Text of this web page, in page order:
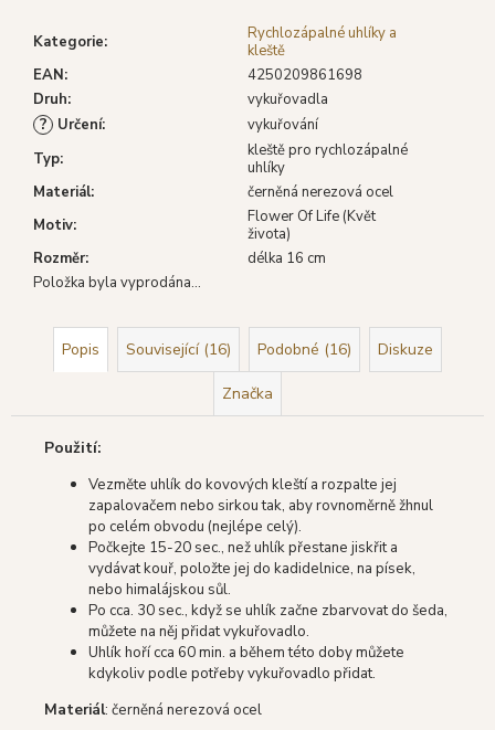
Kategorie:
Rychlozápalné uhlíky a
kleště
EAN:
4250209861698
Druh: vykuřovadla
? Určení:
vykuřování
Typ:
kleště pro rychlozápalné
uhlíky
Materiál:
černěná nerezová ocel
Motiv:
Flower Of Life (Květ
života)
Rozměr:
délka 16 cm
Položka byla vyprodána…
Popis Související (16) Podobné (16) Diskuze
Značka
Použití:
Vezměte uhlík do kovových kleští a rozpalte jej
zapalovačem nebo sirkou tak, aby rovnoměrně žhnul
po celém obvodu (nejlépe celý).
Počkejte 15-20 sec., než uhlík přestane jiskřit a
vydávat kouř, položte jej do kadidelnice, na písek,
nebo himalájskou sůl.
Po cca. 30 sec., když se uhlík začne zbarvovat do šeda,
můžete na něj přidat vykuřovadlo.
Uhlík hoří cca 60 min. a během této doby můžete
kdykoliv podle potřeby vykuřovadlo přidat.
Materiál: černěná nerezová ocel
HIT,
29
Kč
Původně:
46
Kč